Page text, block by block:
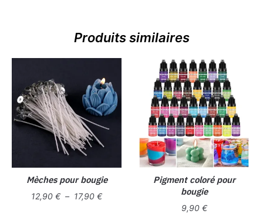
Produits similaires
Mèches pour bougie
12,90€ – 17,90€Plage
Pigment coloré pour
bougie
9,90 €